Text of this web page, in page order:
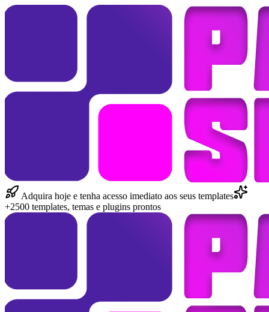
Adquira hoje e tenha acesso imediato aos seus templates
+2500 templates, temas e plugins prontos